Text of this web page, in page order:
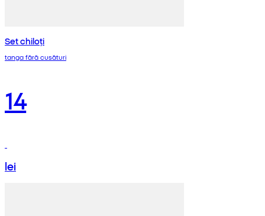
Set chiloți
tanga fără cusături
14
lei